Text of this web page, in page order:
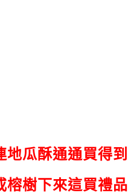
地瓜酥通通買得到
榕樹下來這買禮品